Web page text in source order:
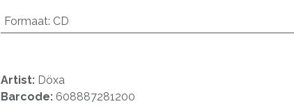
Formaat: CD
Artist: Döxa
Barcode: 608887281200